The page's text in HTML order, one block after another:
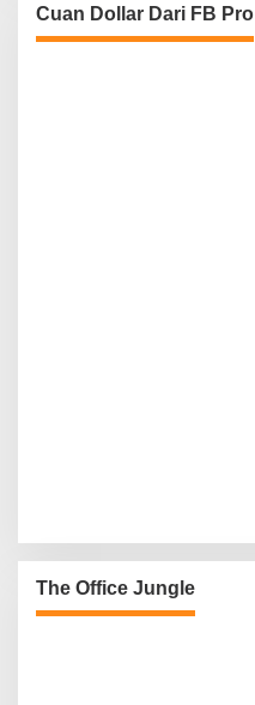
Cuan Dollar Dari FB Pro
The Office Jungle